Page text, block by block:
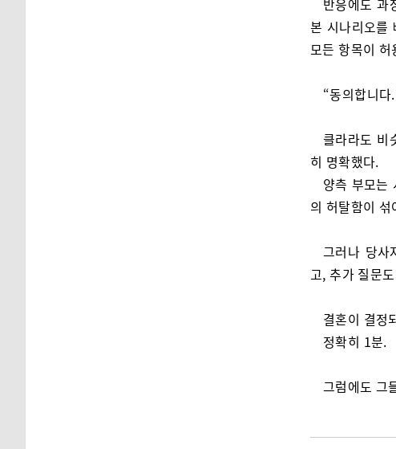
반응에도 과
본 시나리오를
모든 항목이
“동의합니다
클라라도 비
히 명확했다.
양측 부모는
의 허탈함이
그러나 당사
고, 추가 질문
결혼이 결정
정확히 1분.
그럼에도 그